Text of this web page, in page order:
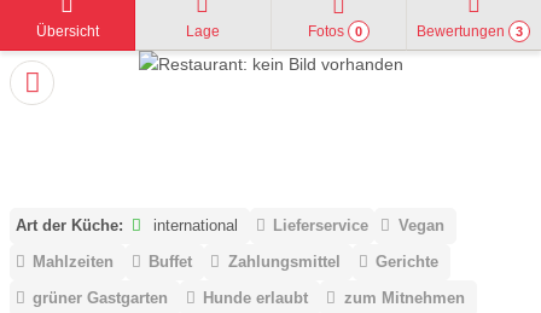
Übersicht Lage Fotos 0 Bewertungen 3
Art der Küche: international Lieferservice
Vegan
Mahlzeiten
Buffet Zahlungsmittel
Gerichte
grüner Gastgarten
Hunde erlaubt zum Mitnehmen